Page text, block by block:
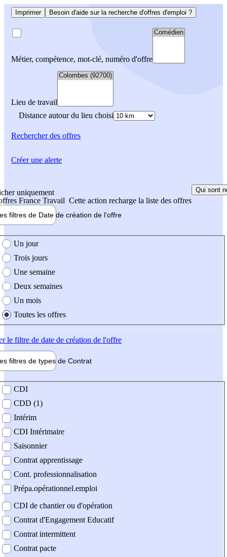
Imprimer Besoin d'aide sur la recherche d'offres d'emploi ?
Métier, compétence, mot-clé, numéro d'offre
Lieu de travail
Distance autour du lieu choisi
Rechercherdes offres
uniquement
France Travail Cette action recharge la liste des offres
Qui sont
filtres de Date de création de l'offre
création de l'offre
Un jour
Trois jours
Une semaine
Deux semaines
Un mois
Toutes les offres
le filtre de date de création de l'offre
filtres de types de Contrat
contrat
CDI
CDD (1)
Intérim
CDI Intérimaire
Saisonnier
Contrat apprentissage
Cont. professionnalisation
Prépa.opérationnel.emploi
CDI de chantier ou d'opération
Contrat d'Engagement Educatif
Contrat intermittent
Contrat pacte
Créer une alerte